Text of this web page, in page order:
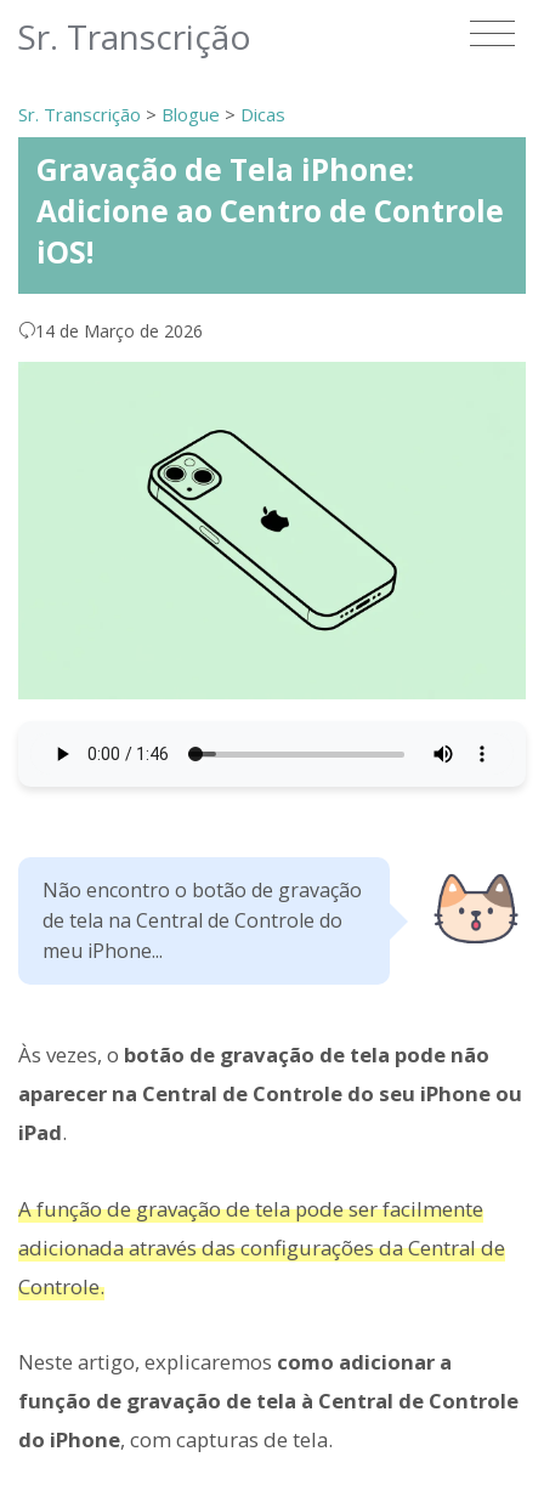
Sr. Transcrição
Sr. Transcrição > Blogue > Dicas
Gravação de Tela iPhone:
Adicione ao Centro de Controle
iOS!
14 de Março de 2026
Não encontro o botão de gravação
de tela na Central de Controle do
meu iPhone...
Às vezes, o botão de gravação de tela pode não
aparecer na Central de Controle do seu iPhone ou
iPad.
A função de gravação de tela pode ser facilmente
adicionada através das configurações da Central de
Controle.
Neste artigo, explicaremos como adicionar a
função de gravação de tela à Central de Controle
do iPhone, com capturas de tela.